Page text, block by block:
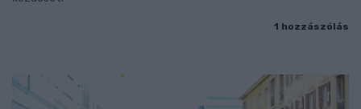
1 hozzászólás